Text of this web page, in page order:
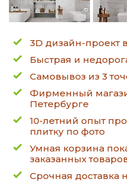
3D дизайн-проект
Быстрая и
Самовывоз из 3
Фирменный
Петербурге
10-летний опыт
плитку по фото
Умная корзина
заказанных
Срочная доставка